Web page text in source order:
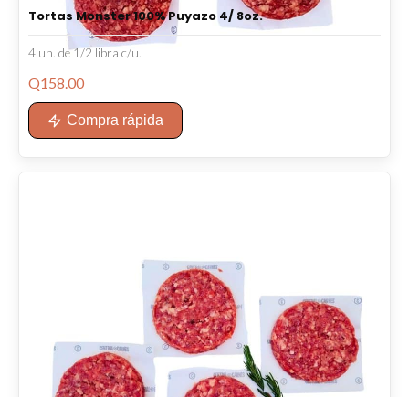
Tortas Monster 100% Puyazo 4/ 8oz.
4 un. de 1/2 libra c/u.
Q158.00
Compra rápida